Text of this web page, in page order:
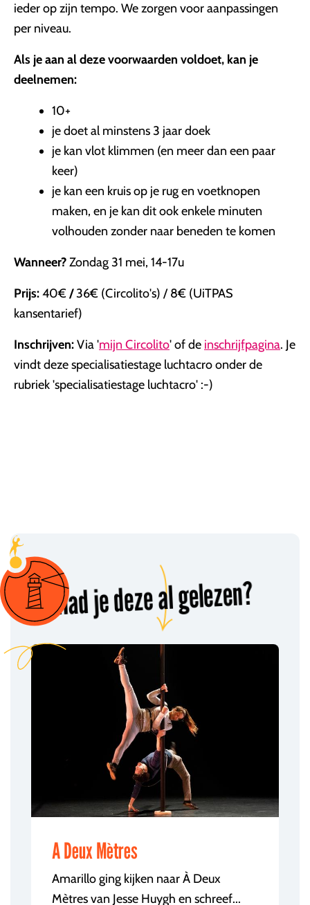
ieder op zijn tempo. We zorgen voor aanpassingen
per niveau.
Als je aan al deze voorwaarden voldoet, kan je
deelnemen:
10+
je doet al minstens 3 jaar doek
je kan vlot klimmen (en meer dan een paar
keer)
je kan een kruis op je rug en voetknopen
maken, en je kan dit ook enkele minuten
volhouden zonder naar beneden te komen
Wanneer?Zondag 31 mei, 14-17u
Prijs:40€/36€ (Circolito's) / 8€ (UiTPAS
kansentarief)
Inschrijven:Via 'mijn Circolito' of de inschrijfpagina. Je
vindt deze specialisatiestage luchtacro onder de
rubriek 'specialisatiestage luchtacro' :-)
Had je deze al gelezen?
A Deux Mètres
Amarillo ging kijken naar À Deux
Mètres van Jesse Huygh en schreef...